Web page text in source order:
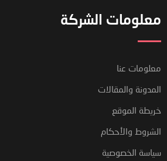
معلومات الشركة
معلومات عنا
المدونة والمقالات
خريطة الموقع
الشروط والأحكام
سياسة الخصوصية